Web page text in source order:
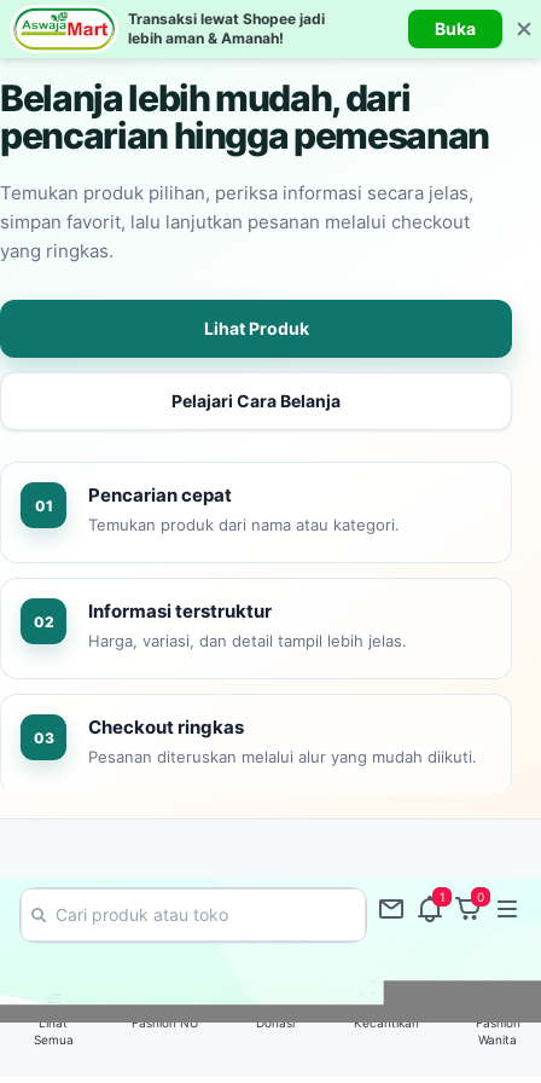
Belanja praktis melalui katalog yang rapi
Belanja lebih mudah, dari
pencarian hingga pemesanan
Temukan produk pilihan, periksa informasi secara jelas,
simpan favorit, lalu lanjutkan pesanan melalui checkout
yang ringkas.
Lihat Produk
Pelajari Cara Belanja
01 Pencarian cepat
Temukan produk dari nama atau kategori.
02 Informasi terstruktur
Harga, variasi, dan detail tampil lebih jelas.
03 Checkout ringkas
Pesanan diteruskan melalui alur yang mudah diikuti.
Transaksi lewat Shopee jadi
lebih aman & Amanah!
Buka
1 0
Lihat
Semua
Fashion NU Donasi Kecantikan
Fashion
Wanita